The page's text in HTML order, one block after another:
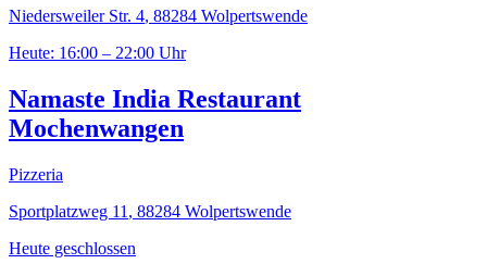
Niedersweiler Str. 4, 88284 Wolpertswende
Heute: 16:00 – 22:00 Uhr
Namaste India Restaurant
Mochenwangen
Pizzeria
Sportplatzweg 11 , 88284 Wolpertswende
Heute geschlossen